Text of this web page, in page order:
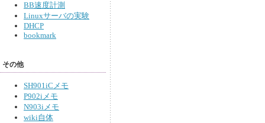
BB速度計測
Linuxサーバの実験
DHCP
bookmark
その他
SH901iCメモ
P902iメモ
N903iメモ
wiki自体